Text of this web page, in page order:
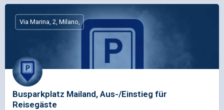
Busparkplatz Mailand, Aus-/Einstieg für
Reisegäste
Via Marina, 2, Milano,